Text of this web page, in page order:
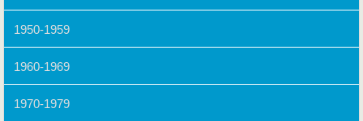
1950-1959
1960-1969
1970-1979